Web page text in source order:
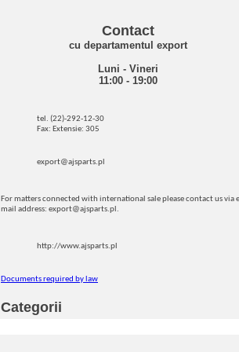
Contact
cu departamentul export
Luni - Vineri
11:00 - 19:00
tel. (22)-292-12-30
Fax: Extensie: 305
export@ajsparts.pl
For matters connected with international sale please contact us via
mail address: export@ajsparts.pl.
http://www.ajsparts.pl
Documents required by law
Categorii